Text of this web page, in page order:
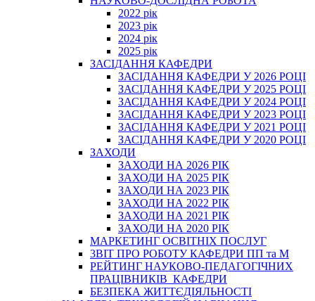
2022 рік
2023 рік
2024 рік
2025 рік
ЗАСІДАННЯ КАФЕДРИ
ЗАСІДАННЯ КАФЕДРИ У 2026 РОЦІ
ЗАСІДАННЯ КАФЕДРИ У 2025 РОЦІ
ЗАСІДАННЯ КАФЕДРИ У 2024 РОЦІ
ЗАСІДАННЯ КАФЕДРИ У 2023 РОЦІ
ЗАСІДАННЯ КАФЕДРИ У 2021 РОЦІ
ЗАСІДАННЯ КАФЕДРИ У 2020 РОЦІ
ЗАХОДИ
ЗАХОДИ НА 2026 РІК
ЗАХОДИ НА 2025 РІК
ЗАХОДИ НА 2023 РІК
ЗАХОДИ НА 2022 РІК
ЗАХОДИ НА 2021 РІК
ЗАХОДИ НА 2020 РІК
МАРКЕТИНГ ОСВІТНІХ ПОСЛУГ
3BIT ПРО РОБОТУ КАФЕДРИ ПП та М
РЕЙТИНГ НАУКОВО-ПЕДАГОГІЧНИХ
ПРАЦІВНИКІВ КАФЕДРИ
БЕЗПЕКА ЖИТТЄДІЯЛЬНОСТІ